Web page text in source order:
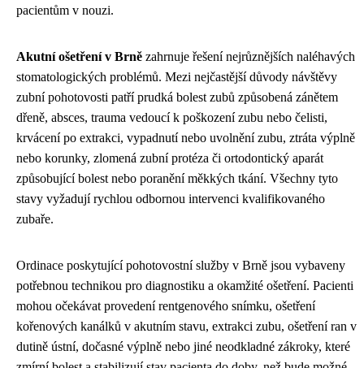
pacientům v nouzi.
Akutní ošetření v Brně zahrnuje řešení nejrůznějších naléhavých
stomatologických problémů. Mezi nejčastější důvody návštěvy
zubní pohotovosti patří prudká bolest zubů způsobená zánětem
dřeně, absces, trauma vedoucí k poškození zubu nebo čelisti,
krvácení po extrakci, vypadnutí nebo uvolnění zubu, ztráta výplně
nebo korunky, zlomená zubní protéza či ortodontický aparát
způsobující bolest nebo poranění měkkých tkání. Všechny tyto
stavy vyžadují rychlou odbornou intervenci kvalifikovaného
zubaře.
Ordinace poskytující pohotovostní služby v Brně jsou vybaveny
potřebnou technikou pro diagnostiku a okamžité ošetření. Pacienti
mohou očekávat provedení rentgenového snímku, ošetření
kořenových kanálků v akutním stavu, extrakci zubu, ošetření ran v
dutině ústní, dočasné výplně nebo jiné neodkladné zákroky, které